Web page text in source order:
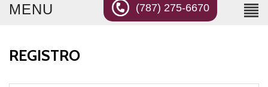
(787) 275-6670
MENU
REGISTRO